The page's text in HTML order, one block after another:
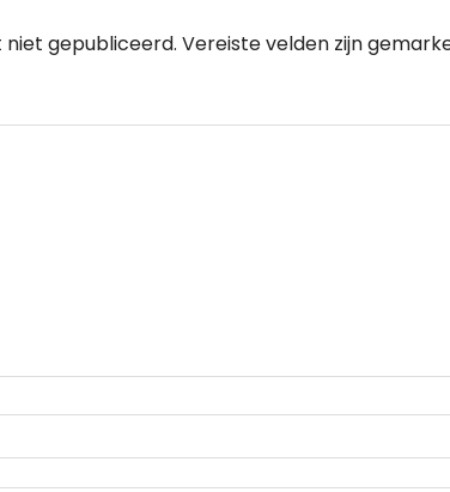
gepubliceerd. Vereiste velden zijn